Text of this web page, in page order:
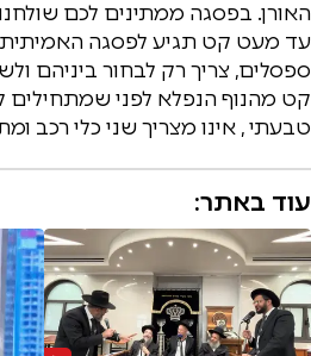
האורן. בפסגה ממתינים לכם
עד מעט קט תגיע לפסגה
ספסלים, צריך רק לבחור ביניהם
קט מהנוף הנפלא לפני שמתחילים
טבעתי , אינו מצריך שני כלי רכב
עוד באתר: